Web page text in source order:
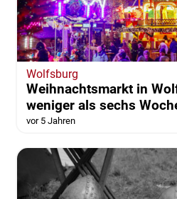
Wolfsburg
Weihnachtsmarkt in
weniger als sechs
vor 5 Jahren